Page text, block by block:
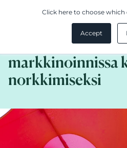
Click here to choose which
Accept
Arabian
astiasarjaan
tekstiilituotteiden
markkinoinnissa
norkkimiseksi